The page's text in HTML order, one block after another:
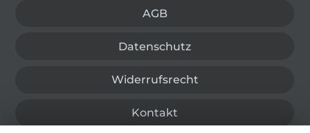
AGB
Datenschutz
Widerrufsrecht
Kontakt